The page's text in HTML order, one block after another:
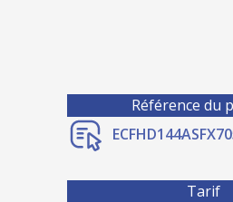
Référence du
Tarif